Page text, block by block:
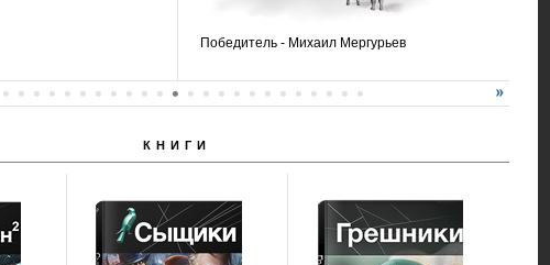
Победитель - Михаил Мергурьев
КНИГИ